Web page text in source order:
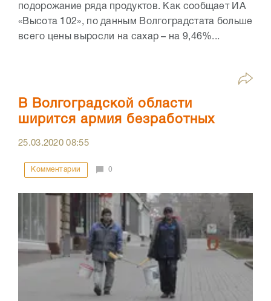
подорожание ряда продуктов. Как сообщает ИА
«Высота 102», по данным Волгоградстата больше
всего цены выросли на сахар – на 9,46%...
В Волгоградской области
ширится армия безработных
25.03.202008:55
Комментарии 0